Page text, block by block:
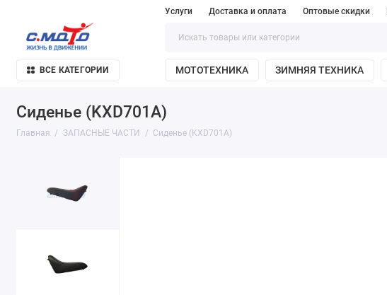
Услуги Доставка и оплата Оптовые скидки
ВСЕ КАТЕГОРИИ МОТОТЕХНИКА ЗИМНЯЯ ТЕХНИКА
Сиденье (KXD701A)
Главная ЗАПАСНЫЕ ЧАСТИ Сиденье (KXD701A)